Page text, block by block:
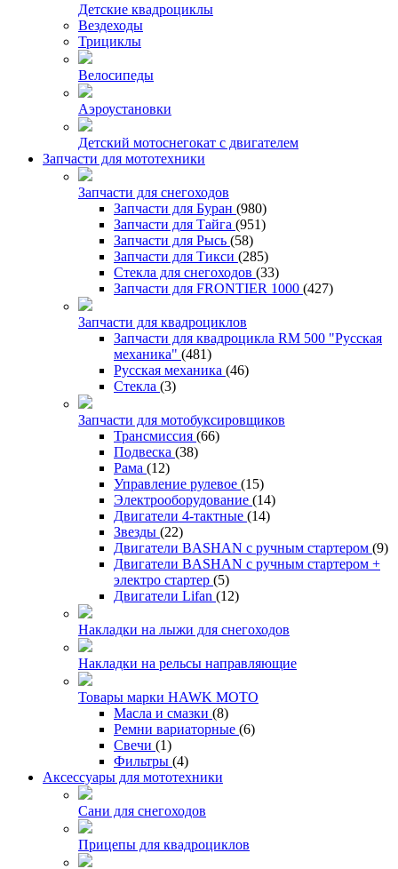
Детские квадроциклы
Вездеходы
Трициклы
Велосипеды
Аэроустановки
Детский мотоснегокат с двигателем
Запчасти для мототехники
Запчасти для снегоходов
Запчасти для Буран (980)
Запчасти для Тайга (951)
Запчасти для Рысь (58)
Запчасти для Тикси (285)
Стекла для снегоходов (33)
Запчасти для FRONTIER 1000 (427)
Запчасти для квадроциклов
Запчасти для квадроцикла RM 500 "Русская
механика" (481)
Русская механика (46)
Стекла (3)
Запчасти для мотобуксировщиков
Трансмиссия (66)
Подвеска (38)
Рама (12)
Управление рулевое (15)
Электрооборудование (14)
Двигатели 4-тактные (14)
Звезды (22)
Двигатели BASHAN с ручным стартером (9)
Двигатели BASHAN с ручным стартером +
электро стартер (5)
Двигатели Lifan (12)
Накладки на лыжи для снегоходов
Накладки на рельсы направляющие
Товары марки HAWK MOTO
Масла и смазки (8)
Ремни вариаторные (6)
Свечи (1)
Фильтры (4)
Аксессуары для мототехники
Сани для снегоходов
Прицепы для квадроциклов